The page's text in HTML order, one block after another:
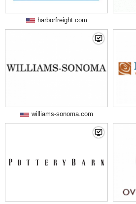
harborfreight.com
williams-sonoma.com